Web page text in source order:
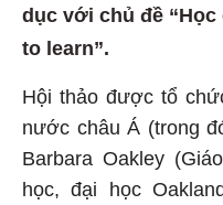
dục với chủ đề
to learn”.
Hội thảo được tổ
nước châu Á (trong
Barbara Oakley
học, đại học